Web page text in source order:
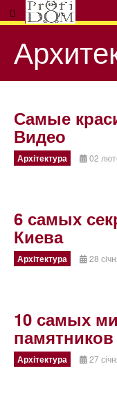
Самые
Видео
Архітектура 02
6 самых
Киева
Архітектура 28
10 самых
Архітектура 27